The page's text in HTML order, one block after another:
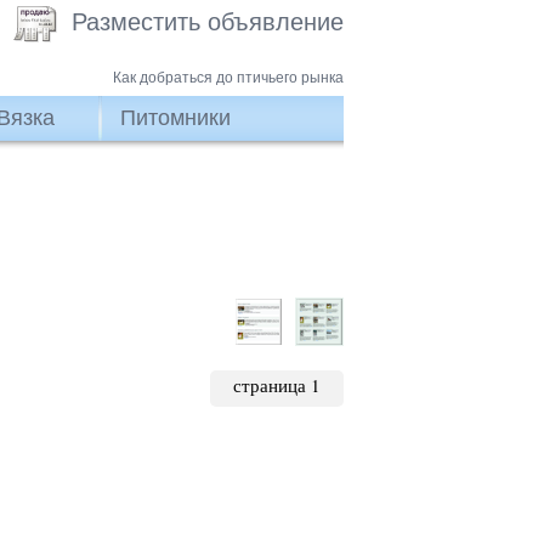
Разместить объявление
Как добраться до птичьего рынка
Питомники
страница 1